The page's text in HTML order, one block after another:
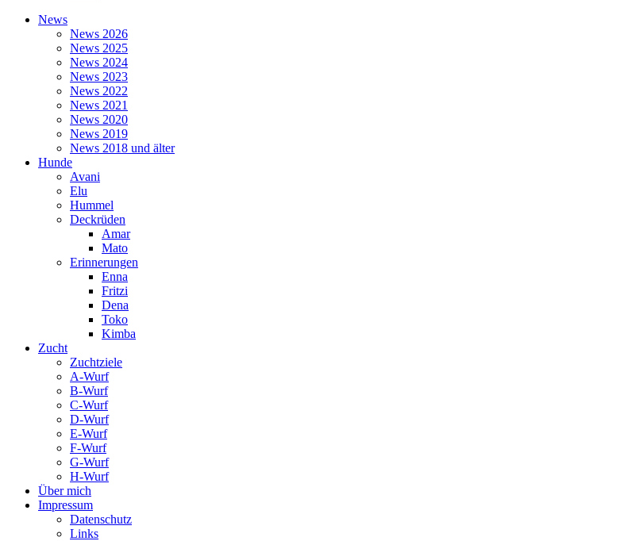
News
News 2026
News 2025
News 2024
News 2023
News 2022
News 2021
News 2020
News 2019
News 2018 und älter
Hunde
Avani
Elu
Hummel
Deckrüden
Amar
Mato
Erinnerungen
Enna
Fritzi
Dena
Toko
Kimba
Zucht
Zuchtziele
A-Wurf
B-Wurf
C-Wurf
D-Wurf
E-Wurf
F-Wurf
G-Wurf
H-Wurf
Über mich
Impressum
Datenschutz
Links